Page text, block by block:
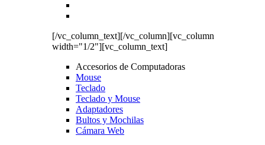
[/vc_column_text][/vc_column][vc_column
width="1/2"][vc_column_text]
Accesorios de Computadoras
Mouse
Teclado
Teclado y Mouse
Adaptadores
Bultos y Mochilas
Cámara Web